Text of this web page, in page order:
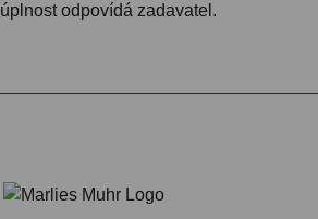
úplnost odpovídá zadavatel.